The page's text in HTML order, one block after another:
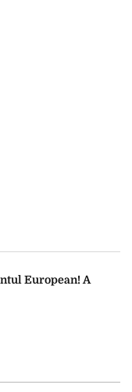
European! A